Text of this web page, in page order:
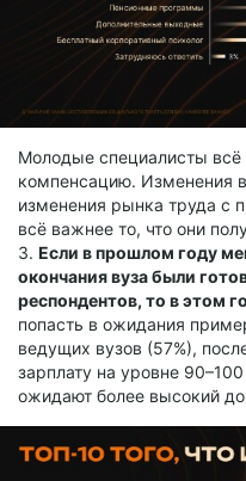
Молодые специалисты
компенсацию. Изменения
изменения рынка труда с
всё важнее то, что они
3. Если в прошлом году
окончания вуза были
респондентов, то в этом
попасть в ожидания
ведущих вузов (57%),
зарплату на уровне
ожидают более высокий